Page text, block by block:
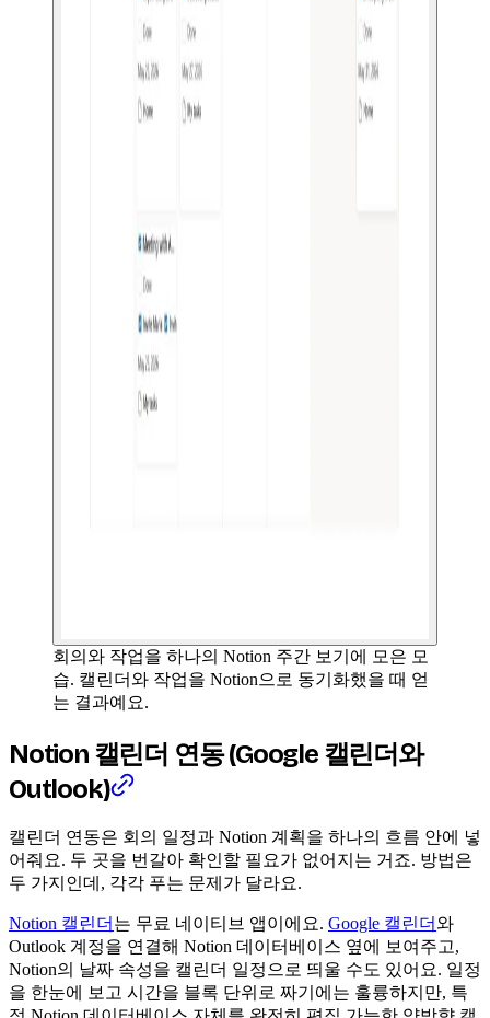
회의와 작업을 하나의 Notion 주간 보기에 모은 모
습. 캘린더와 작업을 Notion으로 동기화했을 때 얻
는 결과예요.
Notion 캘린더 연동 (Google 캘린더와
Outlook)
캘린더 연동은 회의 일정과 Notion 계획을 하나의 흐름 안에 넣
어줘요. 두 곳을 번갈아 확인할 필요가 없어지는 거죠. 방법은
두 가지인데, 각각 푸는 문제가 달라요.
Notion 캘린더 는 무료 네이티브 앱이에요. Google 캘린더와
Outlook 계정을 연결해 Notion 데이터베이스 옆에 보여주고,
Notion의 날짜 속성을 캘린더 일정으로 띄울 수도 있어요. 일정
을 한눈에 보고 시간을 블록 단위로 짜기에는 훌륭하지만, 특